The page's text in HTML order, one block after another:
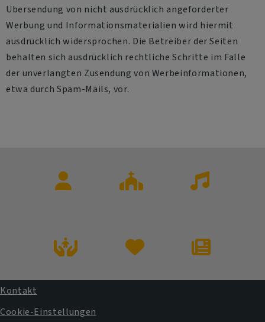
Übersendung von nicht ausdrücklich angeforderter
Werbung und Informationsmaterialien wird hiermit
ausdrücklich widersprochen. Die Betreiber der Seiten
behalten sich ausdrücklich rechtliche Schritte im Falle
der unverlangten Zusendung von Werbeinformationen,
etwa durch Spam-Mails, vor.
Kontakte Gottesdienste
Kirchenmusik
ÜbersichtsseiteÜbersichtsseiteDer
Fußbereichsmenü
Kontakt
Cookie-Einstellungen